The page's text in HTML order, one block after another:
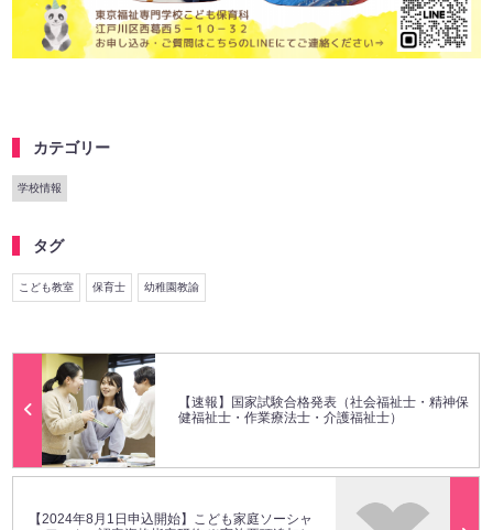
カテゴリー
学校情報
タグ
こども教室 保育士 幼稚園教諭
【速報】国家試験合格発表（社会福祉士・精神保
健福祉士・作業療法士・介護福祉士）
【2024年8月1日申込開始】こども家庭ソーシャ